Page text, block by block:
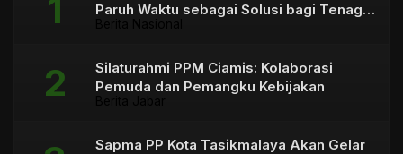
Paruh Waktu sebagai Solusi bagi Tenaga
Silaturahmi PPM Ciamis: Kolaborasi
Pemuda dan Pemangku Kebijakan
Sapma PP Kota Tasikmalaya Akan Gelar